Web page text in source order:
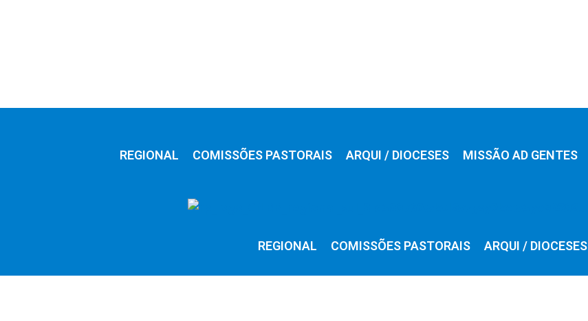
REGIONAL COMISSÕES PASTORAIS ARQUI / DIOCESES MISSÃO AD GENTES
REGIONAL COMISSÕES PASTORAIS ARQUI / DIOCESES